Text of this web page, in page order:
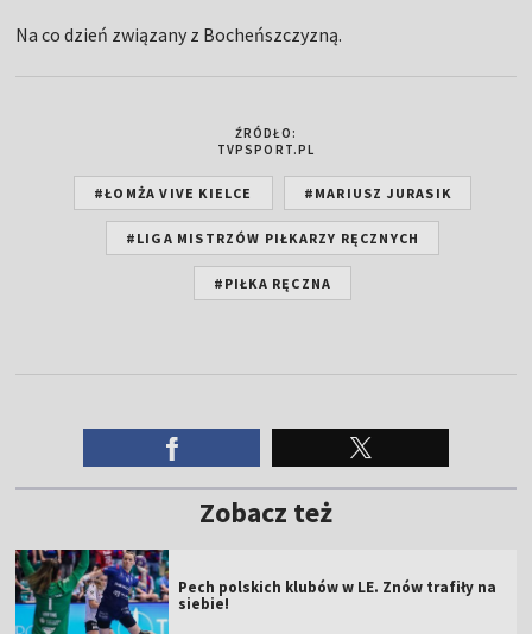
Na co dzień związany z Bocheńszczyzną.
ŹRÓDŁO:
TVPSPORT.PL
#ŁOMŻA VIVE KIELCE #MARIUSZ JURASIK
#LIGA MISTRZÓW PIŁKARZY RĘCZNYCH
#PIŁKA RĘCZNA
Zobacz też
Pech polskich klubów w LE. Znów trafiły na
siebie!